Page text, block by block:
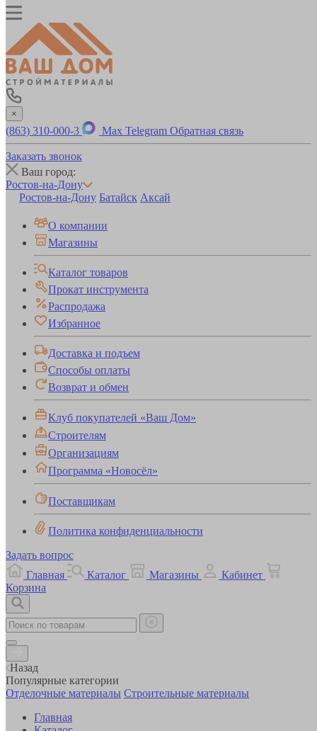
×
(863) 310-000-3 Max Telegram Обратная связь
Заказать звонок
Ваш город:
Ростов-на-Дону
Ростов-на-Дону Батайск Аксай
О компании
Магазины
Каталог товаров
Прокат инструмента
Распродажа
Избранное
Доставка и подъем
Способы оплаты
Возврат и обмен
Клуб покупателей «Ваш Дом»
Строителям
Организациям
Программа «Новосёл»
Поставщикам
Политика конфиденциальности
Задать вопрос
Главная
Каталог Магазины
Кабинет
Корзина
Назад
Популярные категории
Отделочные материалы Строительные материалы
Главная